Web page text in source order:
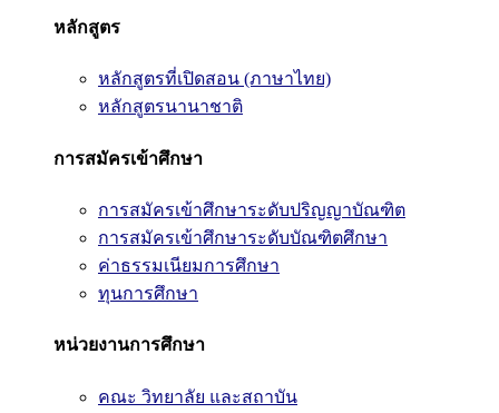
หลักสูตร
หลักสูตรที่เปิดสอน (ภาษาไทย)
หลักสูตรนานาชาติ
การสมัครเข้าศึกษา
การสมัครเข้าศึกษาระดับปริญญาบัณฑิต
การสมัครเข้าศึกษาระดับบัณฑิตศึกษา
ค่าธรรมเนียมการศึกษา
ทุนการศึกษา
หน่วยงานการศึกษา
คณะ วิทยาลัย และสถาบัน